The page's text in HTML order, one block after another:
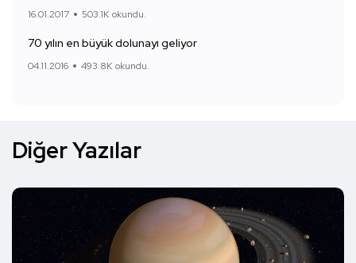
16.01.2017 503.1K okundu.
70 yılın en büyük dolunayı geliyor
04.11.2016 493.8K okundu.
Diğer Yazılar